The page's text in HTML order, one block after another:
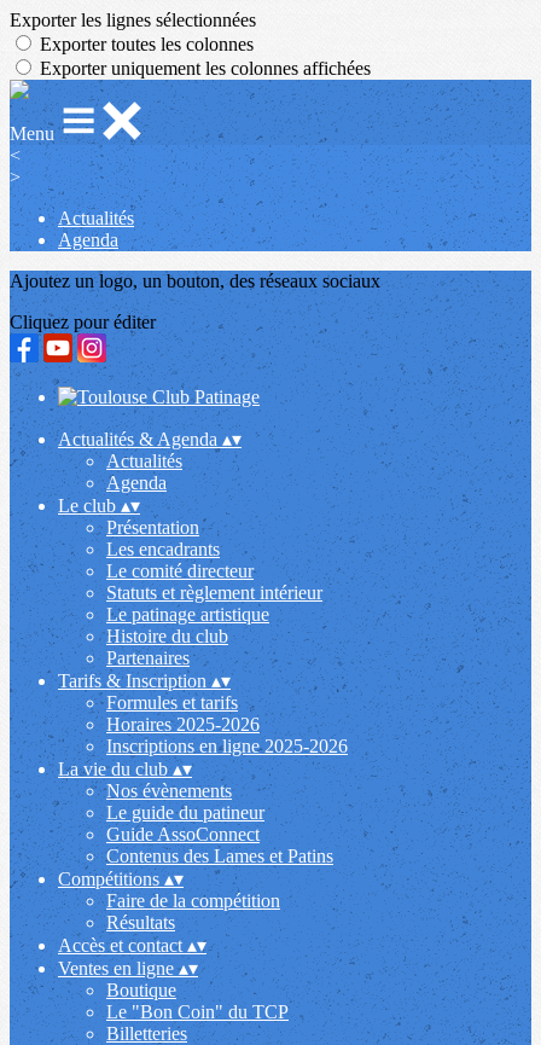
Exporter les lignes sélectionnées
Exporter toutes les colonnes
Exporter uniquement les colonnes affichées
Menu
<
>
Actualités
Agenda
Ajoutez un logo, un bouton, des réseaux sociaux
Cliquez pour éditer
Actualités & Agenda ▴▾
Actualités
Agenda
Le club ▴▾
Présentation
Les encadrants
Le comité directeur
Statuts et règlement intérieur
Le patinage artistique
Histoire du club
Partenaires
Tarifs & Inscription▴▾
Formules et tarifs
Horaires 2025-2026
Inscriptions en ligne 2025-2026
La vie du club▴▾
Nos évènements
Le guide du patineur
Guide AssoConnect
Contenus des Lames et Patins
Compétitions▴▾
Faire de la compétition
Résultats
Accès et contact ▴▾
Ventes en ligne▴▾
Boutique
Le "Bon Coin" du TCP
Billetteries